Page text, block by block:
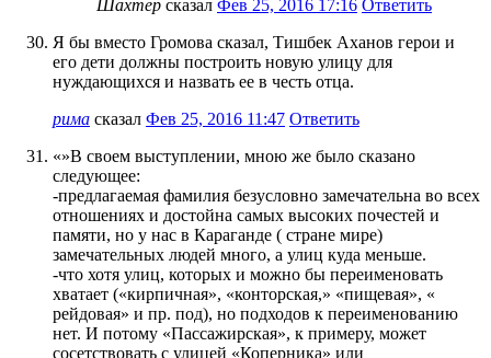
Шахтёр сказал Фев 25, 2016 17:16 Ответить
Я бы вместо Громова сказал, Тишбек Аханов герои и
его дети должны построить новую улицу для
нуждающихся и назвать ее в честь отца.
рима сказал Фев 25, 2016 11:47 Ответить
«»В своем выступлении, мною же было сказано
следующее:
-предлагаемая фамилия безусловно замечательна во всех
отношениях и достойна самых высоких почестей и
памяти, но у нас в Караганде ( стране мире)
замечательных людей много, а улиц куда меньше.
-что хотя улиц, которых и можно бы переименовать
хватает («кирпичная», «конторская,» «пищевая», «
рейдовая» и пр. под), но подходов к переименованию
нет. И потому «Пассажирская», к примеру, может
сосетствовать с улицей «Коперника» или